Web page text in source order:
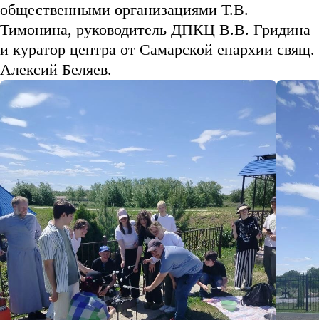
общественными организациями Т.В.
Тимонина, руководитель ДПКЦ В.В. Гридина
и куратор центра от Самарской епархии свящ.
Алексий Беляев.